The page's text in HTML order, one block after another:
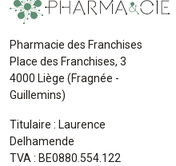
Pharmacie des Franchises
Place des Franchises, 3
4000 Liège (Fragnée -
Guillemins)
Titulaire : Laurence
Delhamende
TVA : BE0880.554.122